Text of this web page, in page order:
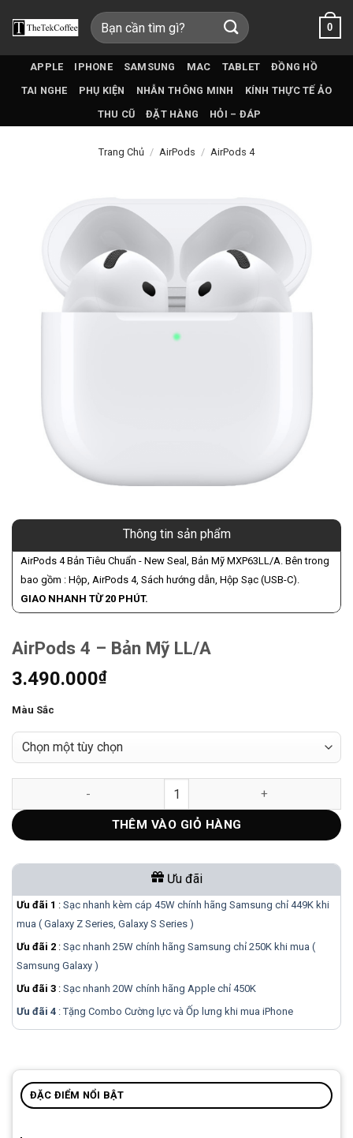
qua
Tìm
kiếm:
0
APPLE IPHONE SAMSUNG MAC TABLET
ĐỒNG HỒ
TAI NGHE
PHỤ KIỆN NHẪN THÔNG MINH
KÍNH THỰC TẾ ẢO
THU CŨ
ĐẶT HÀNG HỎI – ĐÁP
Trang Chủ / AirPods / AirPods 4
Thông tin sản phẩm
AirPods 4 Bản Tiêu Chuẩn - New Seal, Bản Mỹ MXP63LL/A. Bên trong
bao gồm : Hộp, AirPods 4, Sách hướng dẫn, Hộp Sạc (USB-C).
GIAO NHANH TỪ 20 PHÚT.
AirPods 4 – Bản Mỹ LL/A
3.490.000₫
Màu Sắc
AirPods 4 - Bản Mỹ LL/A số lượng
THÊM VÀO GIỎ HÀNG
Ưu đãi
Ưu đãi 1 : Sạc nhanh kèm cáp 45W chính hãng Samsung chỉ 449K khi
mua ( Galaxy Z Series, Galaxy S Series )
Ưu đãi 2 : Sạc nhanh 25W chính hãng Samsung chỉ 250K khi mua (
Samsung Galaxy )
Ưu đãi 3 : Sạc nhanh 20W chính hãng Apple chỉ 450K
Ưu đãi 4 : Tặng Combo Cường lực và Ốp lưng khi mua iPhone
ĐẶC ĐIỂM NỔI BẬT